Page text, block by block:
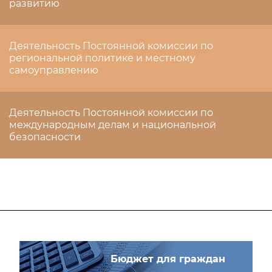
развитию
Деятельность Постоянной комиссии по
региональной политике и местному
самоуправлению
Деятельность Постоянной комиссии по
международным делам и национальной
безопасности
Бюджет для граждан